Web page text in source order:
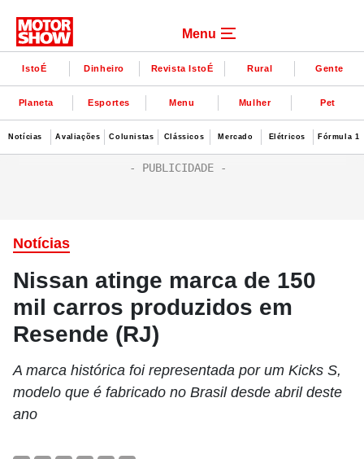
Menu
IstoÉ Dinheiro Revista IstoÉ Rural Gente
Planeta Esportes Menu Mulher Pet
Notícias Avaliações Colunistas Clássicos Mercado Elétricos Fórmula 1
Notícias
Nissan atinge marca de 150
mil carros produzidos em
Resende (RJ)
A marca histórica foi representada por um Kicks S,
modelo que é fabricado no Brasil desde abril deste
ano